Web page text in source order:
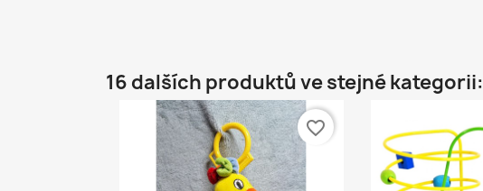
16 dalších produktů ve stejné kategorii:
favorite_border